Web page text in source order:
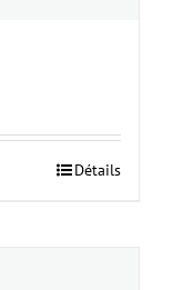
Détails